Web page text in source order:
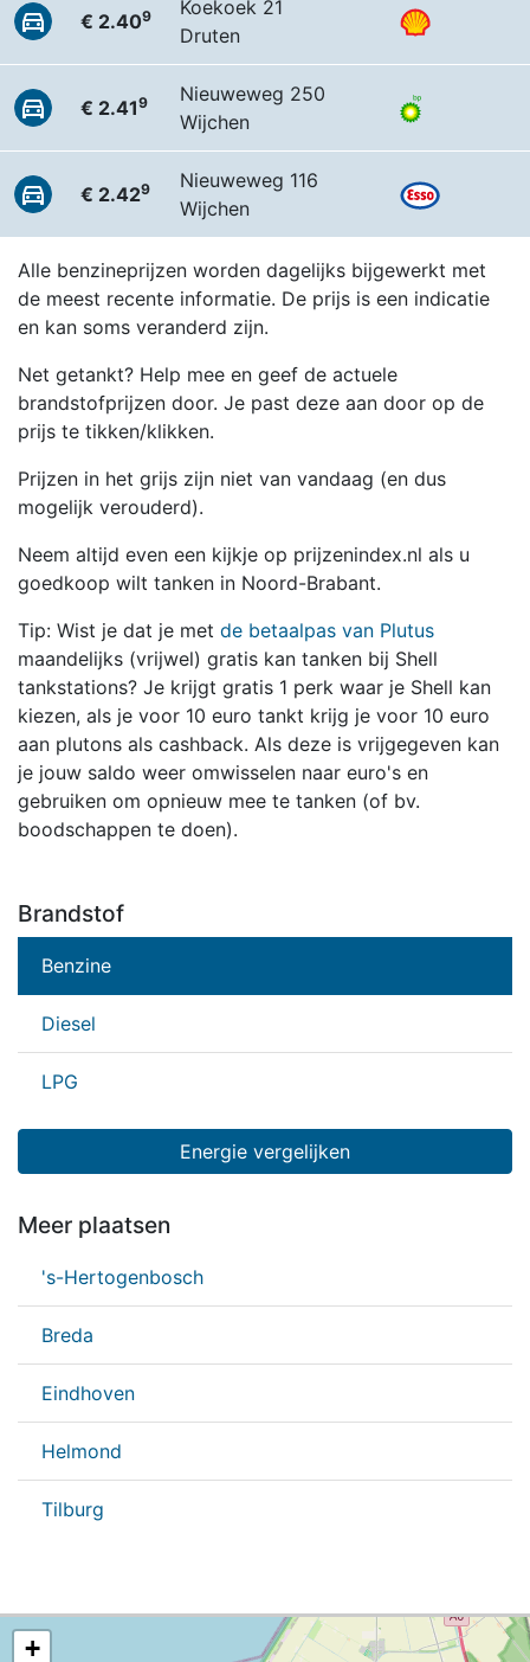
€ 2.409
Koekoek 21
Druten
€ 2.419
Nieuweweg 250
Wijchen
€ 2.429
Nieuweweg 116
Wijchen
Alle benzineprijzen worden dagelijks bijgewerkt met
de meest recente informatie. De prijs is een indicatie
en kan soms veranderd zijn.
Net getankt? Help mee en geef de actuele
brandstofprijzen door. Je past deze aan door op de
prijs te tikken/klikken.
Prijzen in het grijs zijn niet van vandaag (en dus
mogelijk verouderd).
Neem altijd even een kijkje op prijzenindex.nl als u
goedkoop wilt tanken in Noord-Brabant.
Tip: Wist je dat je met de betaalpas van Plutus
maandelijks (vrijwel) gratis kan tanken bij Shell
tankstations? Je krijgt gratis 1 perk waar je Shell kan
kiezen, als je voor 10 euro tankt krijg je voor 10 euro
aan plutons als cashback. Als deze is vrijgegeven kan
je jouw saldo weer omwisselen naar euro's en
gebruiken om opnieuw mee te tanken (of bv.
boodschappen te doen).
Brandstof
Benzine
Diesel
LPG
Energie vergelijken
Meer plaatsen
's-Hertogenbosch
Breda
Eindhoven
Helmond
Tilburg
+